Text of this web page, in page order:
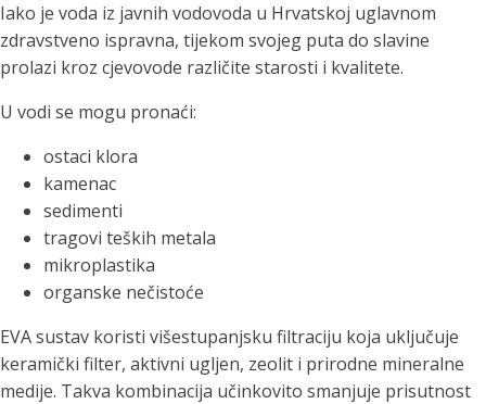
Iako je voda iz javnih vodovoda u Hrvatskoj uglavnom
zdravstveno ispravna, tijekom svojeg puta do slavine
prolazi kroz cjevovode različite starosti i kvalitete.
U vodi se mogu pronaći:
ostaci klora
kamenac
sedimenti
tragovi teških metala
mikroplastika
organske nečistoće
EVA sustav koristi višestupanjsku filtraciju koja uključuje
keramički filter, aktivni ugljen, zeolit i prirodne mineralne
medije. Takva kombinacija učinkovito smanjuje prisutnost